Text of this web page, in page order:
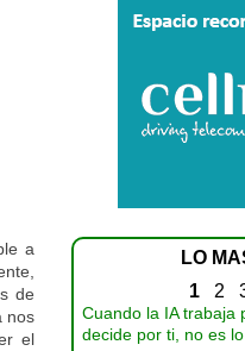
a
de
nos
el
LO
1 2
Cuando la IA trabaja
decide por ti, no es